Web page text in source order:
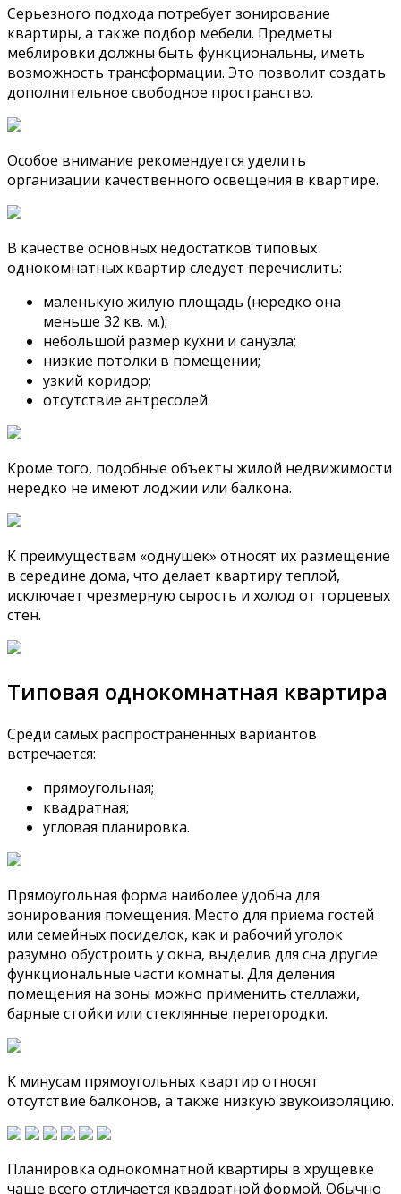
Серьезного подхода потребует зонирование
квартиры, а также подбор мебели. Предметы
меблировки должны быть функциональны, иметь
возможность трансформации. Это позволит создать
дополнительное свободное пространство.
Особое внимание рекомендуется уделить
организации качественного освещения в квартире.
В качестве основных недостатков типовых
однокомнатных квартир следует перечислить:
маленькую жилую площадь (нередко она
меньше 32 кв. м.);
небольшой размер кухни и санузла;
низкие потолки в помещении;
узкий коридор;
отсутствие антресолей.
Кроме того, подобные объекты жилой недвижимости
нередко не имеют лоджии или балкона.
К преимуществам «однушек» относят их размещение
в середине дома, что делает квартиру теплой,
исключает чрезмерную сырость и холод от торцевых
стен.
Типовая однокомнатная квартира
Среди самых распространенных вариантов
встречается:
прямоугольная;
квадратная;
угловая планировка.
Прямоугольная форма наиболее удобна для
зонирования помещения. Место для приема гостей
или семейных посиделок, как и рабочий уголок
разумно обустроить у окна, выделив для сна другие
функциональные части комнаты. Для деления
помещения на зоны можно применить стеллажи,
барные стойки или стеклянные перегородки.
К минусам прямоугольных квартир относят
отсутствие балконов, а также низкую звукоизоляцию.
Планировка однокомнатной квартиры в хрущевке
чаще всего отличается квадратной формой. Обычно